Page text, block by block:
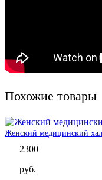
Похожие товары
Женский медицинский
2300
руб.